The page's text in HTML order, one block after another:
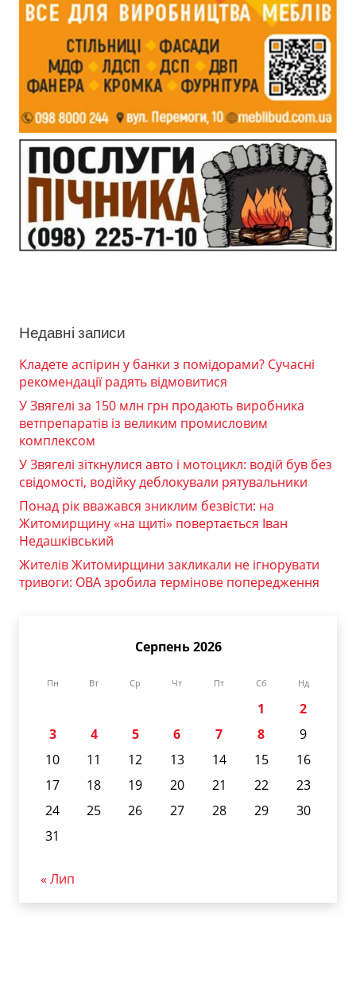
Недавні записи
Кладете аспірин у банки з помідорами? Сучасні
рекомендації радять відмовитися
У Звягелі за 150 млн грн продають виробника
ветпрепаратів із великим промисловим
комплексом
У Звягелі зіткнулися авто і мотоцикл: водій був без
свідомості, водійку деблокували рятувальники
Понад рік вважався зниклим безвісти: на
Житомирщину «на щиті» повертається Іван
Недашківський
Жителів Житомирщини закликали не ігнорувати
тривоги: ОВА зробила термінове попередження
Серпень 2026
Пн Вт Ср Чт Пт Сб Нд
1
2
3
4 5 6 7 8
9
10
11 12 13 14 15
16
17
18 19 20 21 22
23
24
25 26 27 28 29
30
31
« Лип